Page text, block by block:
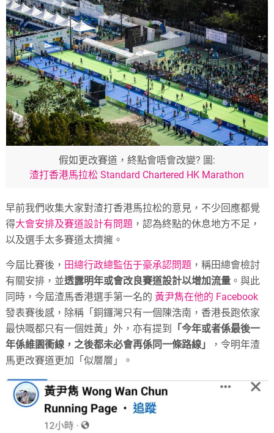
假如更改賽道，終點會唔會改變? 圖:
渣打香港馬拉松 Standard Chartered HK Marathon
早前我們收集大家對渣打香港馬拉松的意見，不少回應都覺
得大會安排及賽道設計有問題 ，認為終點的休息地方不足，
以及選手太多賽道太擠擁。
今屆比賽後， 田總行政總監伍于豪承認問題 ，稱田總會檢討
有關安排，並透露明年或會改良賽道設計以增加流量 。與此
同時，今屆渣馬香港選手第一名的 黃尹雋在他的 Facebook
發表賽後感，除稱「銅鑼灣只有一個陳浩南，香港長跑依家
最快嘅都只有一個姓黃」外，亦有提到
「今年或者係最後一
年係維園衝線，之後都未必會再係同一條路線」
，令明年渣
馬更改賽道更加「似層層」。